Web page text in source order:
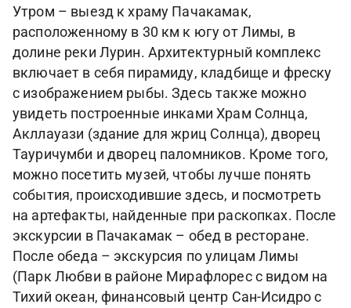
Утром – выезд к храму Пачакамак,
расположенному в 30 км к югу от Лимы, в
долине реки Лурин. Архитектурный комплекс
включает в себя пирамиду, кладбище и фреску
с изображением рыбы. Здесь также можно
увидеть построенные инками Храм Солнца,
Акллауази (здание для жриц Солнца), дворец
Тауричумби и дворец паломников. Кроме того,
можно посетить музей, чтобы лучше понять
события, происходившие здесь, и посмотреть
на артефакты, найденные при раскопках. После
экскурсии в Пачакамак – обед в ресторане.
После обеда – экскурсия по улицам Лимы
(Парк Любви в районе Мирафлорес с видом на
Тихий океан, финансовый центр Сан-Исидро с